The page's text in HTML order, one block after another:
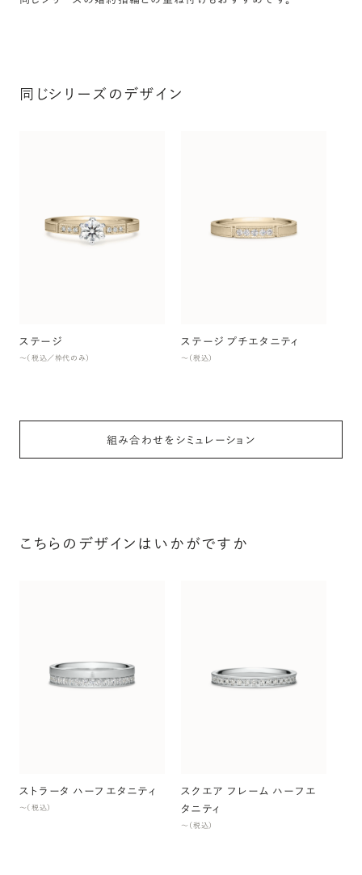
同じシリーズのデザイン
ステージ
〜（税込／枠代のみ）
ステージ プチエタニティ
〜（税込）
組み合わせをシミュレーション
こちらのデザインはいかがですか
ストラータ ハーフエタニティ
〜（税込）
スクエア フレーム ハーフエ
タニティ
〜（税込）